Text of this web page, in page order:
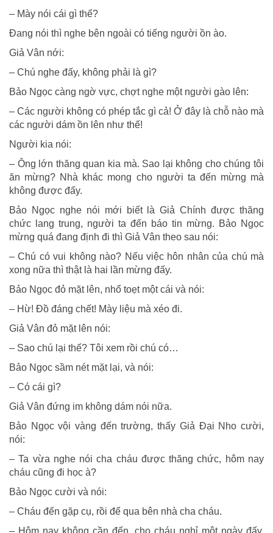
– Mày nói cái gì thế?
Đang nói thì nghe bên ngoài có tiếng người ồn ào.
Giả Vân nới:
– Chú nghe đấy, không phải là gì?
Bảo Ngọc càng ngờ vực, chợt nghe một người gào lên:
– Các người không có phép tắc gì cả! Ở đây là chỗ nào mà
các người dám ồn lên như thế!
Người kia nói:
– Ông lớn thăng quan kia mà. Sao lại không cho chúng tôi
ăn mừng? Nhà khác mong cho người ta đến mừng mà
không được đấy.
Bảo Ngọc nghe nói mới biết là Giả Chính được thăng
chức lang trung, người ta đến báo tin mừng. Bảo Ngọc
mừng quá đang định đi thì Giả Vân theo sau nói:
– Chú có vui không nào? Nếu việc hôn nhân của chú mà
xong nữa thì thật là hai lần mừng đấy.
Bảo Ngọc đỏ mặt lên, nhổ toẹt một cái và nói:
– Hừ! Đồ đáng chết! Mày liệu mà xéo đi.
Giả Vân đỏ mặt lên nói:
– Sao chú lại thế? Tôi xem rồi chú có…
Bảo Ngọc sầm nét mặt lại, và nói:
– Có cái gì?
Giả Vân đứng im không dám nói nữa.
Bảo Ngọc vội vàng đến trường, thấy Giả Đại Nho cười,
nói:
– Ta vừa nghe nói cha cháu được thăng chức, hôm nay
cháu cũng đi học à?
Bảo Ngọc cười và nói:
– Cháu đến gặp cụ, rồi để qua bên nhà cha cháu.
– Hôm nay không cần đến, cho cháu nghỉ một ngày đấy.